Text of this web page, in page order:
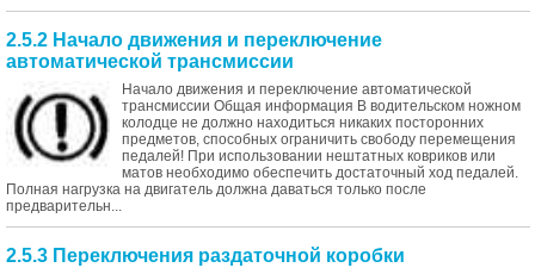
2.5.2 Начало движения и переключение
автоматической трансмиссии
Начало движения и переключение автоматической
трансмиссии Общая информация В водительском ножном
колодце не должно находиться никаких посторонних
предметов, способных ограничить свободу перемещения
педалей! При использовании нештатных ковриков или
матов необходимо обеспечить достаточный ход педалей.
Полная нагрузка на двигатель должна даваться только после
предварительн...
2.5.3 Переключения раздаточной коробки